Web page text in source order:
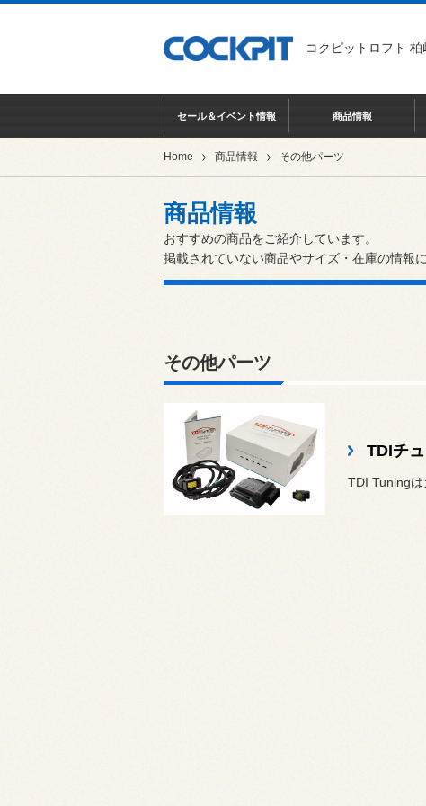
コクピットロフト 柏
セール＆イベント情報 商品情報
Home 商品情報 その他パーツ
商品情報
おすすめの商品をご紹介しています。
掲載されていない商品やサイズ・在庫の情報
その他パーツ
TDIチ
TDI Tuningは